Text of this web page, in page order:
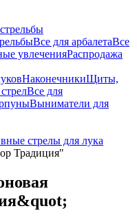
Все для арбалетаВсе
увлеченияРаспродажа
НаконечникиЩиты,
Все для
Выниматели для
стрелы для лука
Традиция"